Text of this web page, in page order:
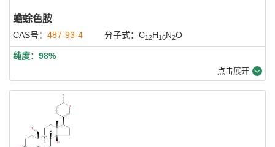
蟾蜍色胺
CAS号： 487-93-4 分子式：C12H16N2O
纯度：98%
点击展开